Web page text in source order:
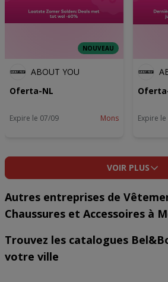
NOUVEAU
ABOUT YOU
Oferta-NL
Expire le 07/09 Mons Expire
VOIR PLUS
Autres entreprises de
Chaussures et Accessoires à
Trouvez les catalogues
votre ville